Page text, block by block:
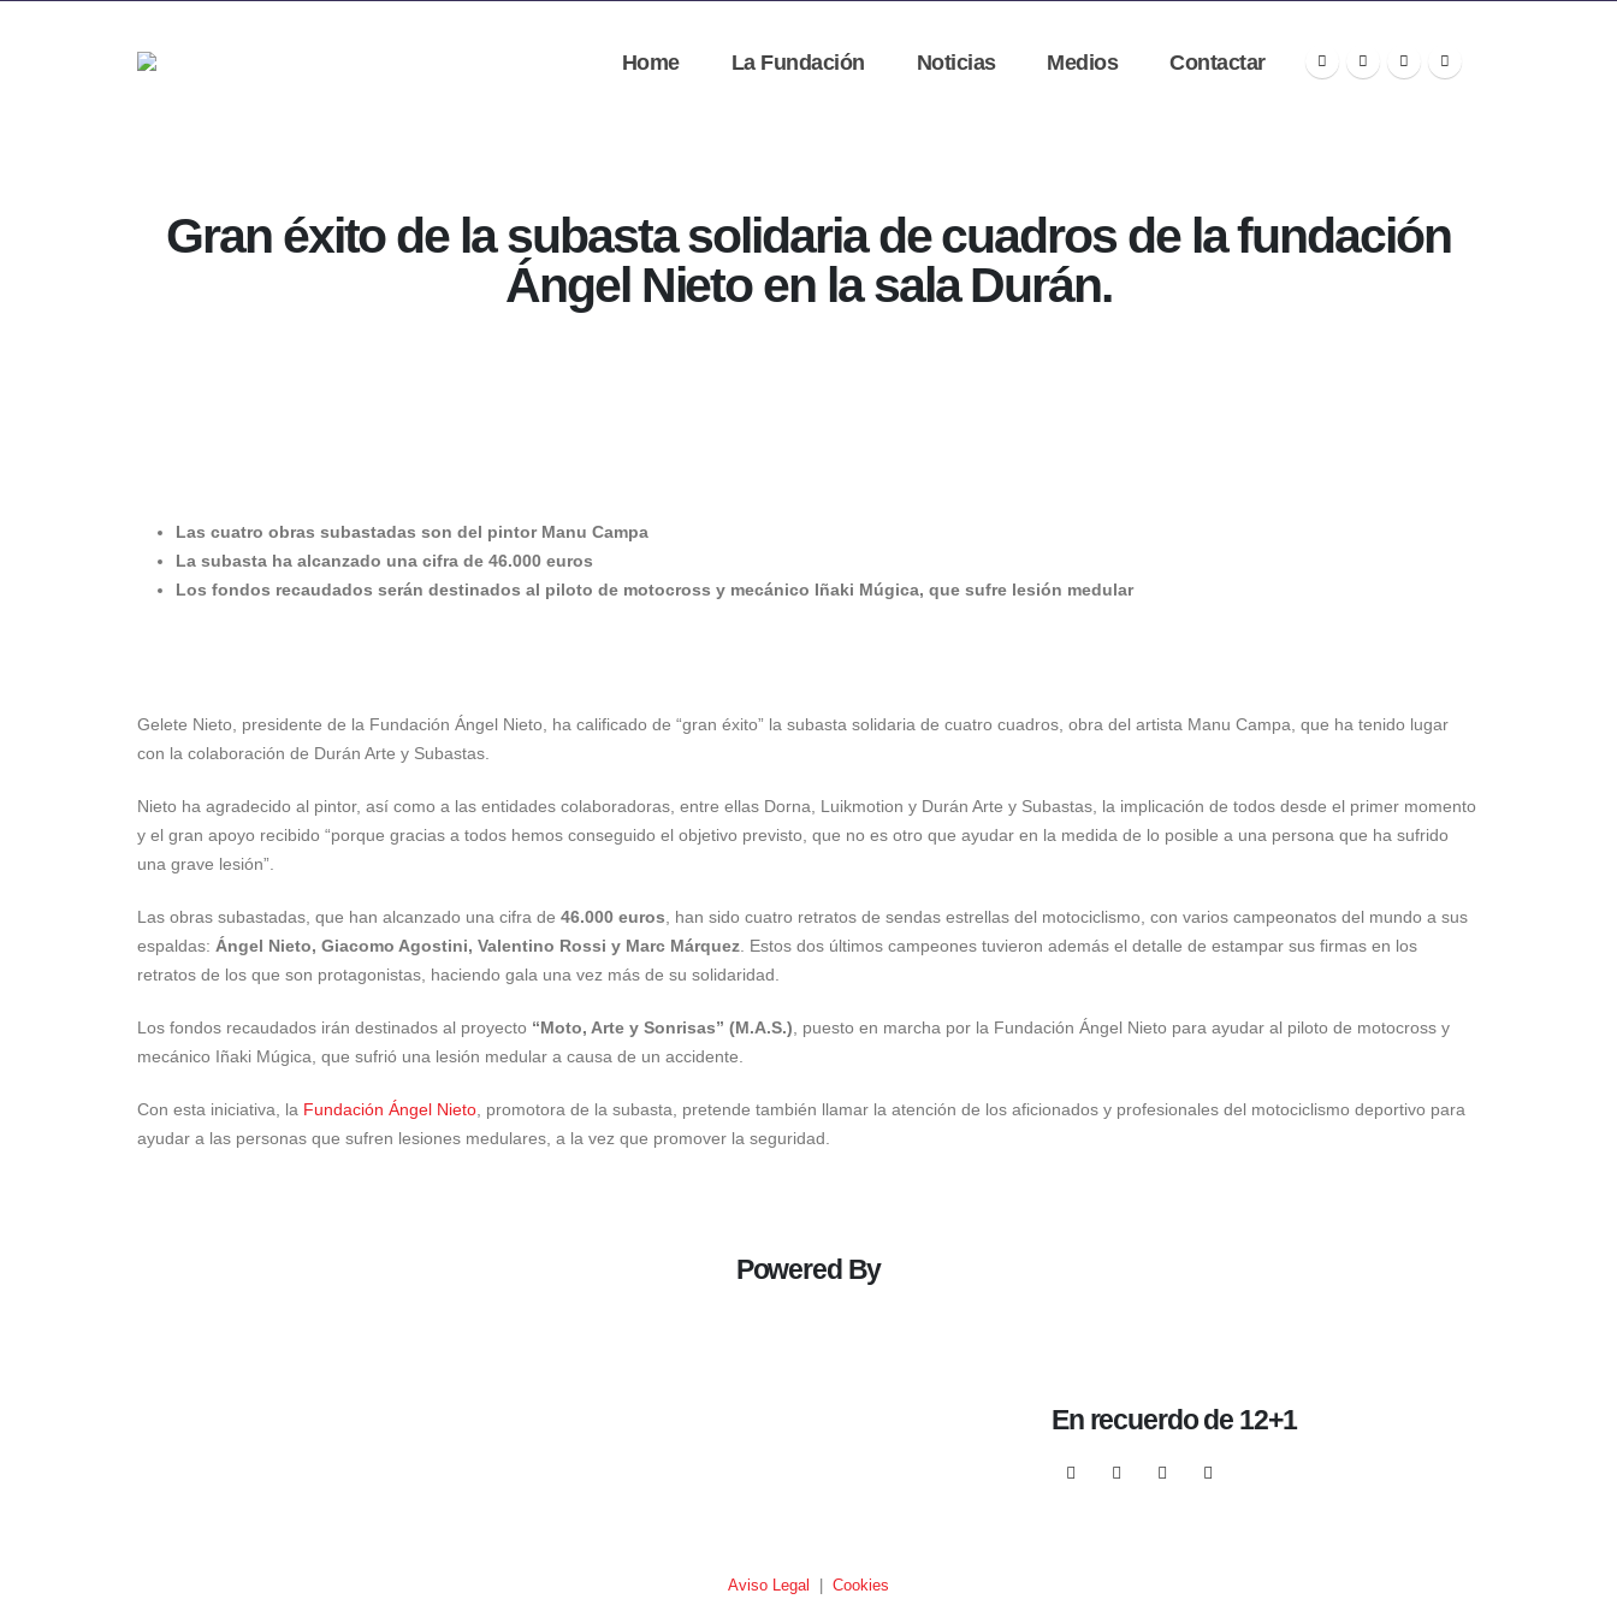
Home La Fundación Noticias Medios Contactar
Gran éxito de la subasta solidaria de cuadros de la fundación
Ángel Nieto en la sala Durán.
Las cuatro obras subastadas son del pintor Manu Campa
La subasta ha alcanzado una cifra de 46.000 euros
Los fondos recaudados serán destinados al piloto de motocross y mecánico Iñaki Múgica, que sufre lesión medular
Gelete Nieto, presidente de la Fundación Ángel Nieto, ha calificado de “gran éxito” la subasta solidaria de cuatro cuadros, obra del artista Manu Campa, que ha tenido lugar
con la colaboración de Durán Arte y Subastas.
Nieto ha agradecido al pintor, así como a las entidades colaboradoras, entre ellas Dorna, Luikmotion y Durán Arte y Subastas, la implicación de todos desde el primer momento
y el gran apoyo recibido “porque gracias a todos hemos conseguido el objetivo previsto, que no es otro que ayudar en la medida de lo posible a una persona que ha sufrido
una grave lesión”.
Las obras subastadas, que han alcanzado una cifra de 46.000 euros , han sido cuatro retratos de sendas estrellas del motociclismo, con varios campeonatos del mundo a sus
espaldas: Ángel Nieto, Giacomo Agostini, Valentino Rossi y Marc Márquez . Estos dos últimos campeones tuvieron además el detalle de estampar sus firmas en los
retratos de los que son protagonistas, haciendo gala una vez más de su solidaridad.
Los fondos recaudados irán destinados al proyecto “Moto, Arte y Sonrisas” (M.A.S.) , puesto en marcha por la Fundación Ángel Nieto para ayudar al piloto de motocross y
mecánico Iñaki Múgica, que sufrió una lesión medular a causa de un accidente.
Con esta iniciativa, la Fundación Ángel Nieto , promotora de la subasta, pretende también llamar la atención de los aficionados y profesionales del motociclismo deportivo para
ayudar a las personas que sufren lesiones medulares, a la vez que promover la seguridad.
Powered By
En recuerdo de 12+1
Aviso Legal Cookies